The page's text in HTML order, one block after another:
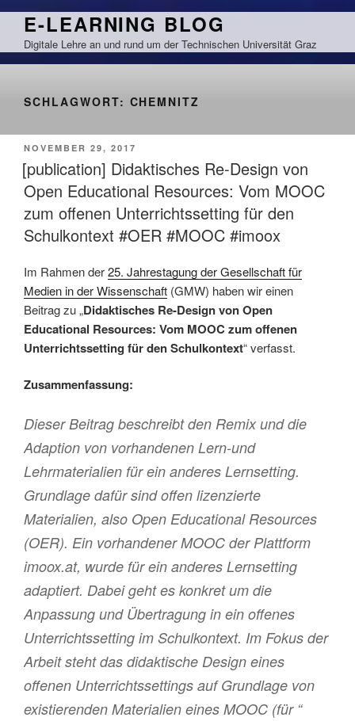
Zum
springen
E-LEARNING BLOG
Digitale Lehre an und rund um der Technischen Universität Graz
SCHLAGWORT: CHEMNITZ
VERÖFFENTLICHT
AM
NOVEMBER 29, 2017
[publication] Didaktisches Re-Design von
Open Educational Resources: Vom MOOC
zum offenen Unterrichtssetting für den
Schulkontext #OER #MOOC #imoox
Im Rahmen der25. Jahrestagung der Gesellschaft für
Medien in der Wissenschaft (GMW) haben wir einen
Beitrag zu „Didaktisches Re-Design von Open
Educational Resources: Vom MOOC zum offenen
Unterrichtssetting für den Schulkontext“ verfasst.
Zusammenfassung:
Dieser Beitrag beschreibt den Remix und die
Adaption von vorhandenen Lern-und
Lehrmaterialien für ein anderes Lernsetting.
Grundlage dafür sind offen lizenzierte
Materialien, also Open Educational Resources
(OER). Ein vorhandener MOOC der Plattform
imoox.at, wurde für ein anderes Lernsetting
adaptiert. Dabei geht es konkret um die
Anpassung und Übertragung in ein offenes
Unterrichtssetting im Schulkontext. Im Fokus der
Arbeit steht das didaktische Design eines
offenen Unterrichtssettings auf Grundlage von
existierenden Materialien eines MOOC (für “